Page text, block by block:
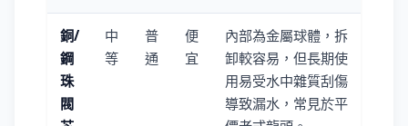
銅/
鋼
珠
閥
中
等
普
通
便
宜
內部為金屬球體，拆
卸較容易，但長期使
用易受水中雜質刮傷
導致漏水，常見於平